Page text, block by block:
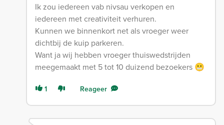
Ik zou iedereen vab nivsau verkopen en
iedereen met creativiteit verhuren.
Kunnen we binnenkort net als vroeger weer
dichtbij de kuip parkeren.
Want ja wij hebben vroeger thuiswedstrijden
meegemaakt met 5 tot 10 duizend bezoekers 😬
1 Reageer